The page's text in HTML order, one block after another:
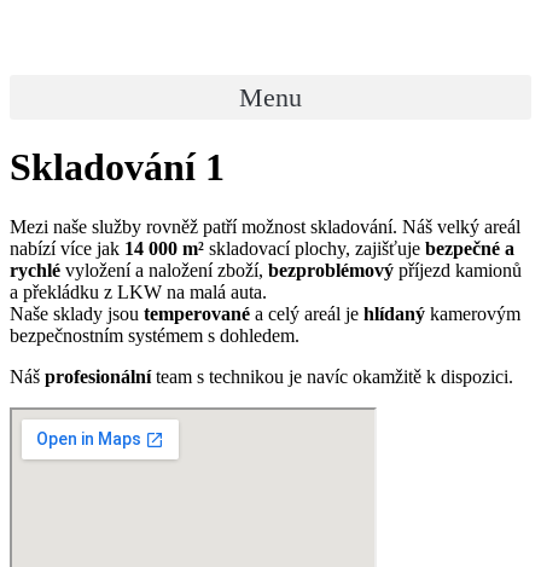
Menu
Skladování 1
Mezi naše služby rovněž patří možnost skladování. Náš velký areál
nabízí více jak 14 000 m² skladovací plochy, zajišťuje bezpečné a
rychlé vyložení a naložení zboží, bezproblémový příjezd kamionů
a překládku z LKW na malá auta.
Naše sklady jsou temperované a celý areál je hlídaný kamerovým
bezpečnostním systémem s dohledem.
Náš profesionálníteam s technikou je navíc okamžitě k dispozici.